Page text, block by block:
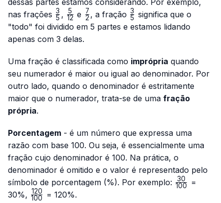
nas frações \frac{3}
{5}
5
3 , \frac{5}
{12}
12
5 e \frac{7}
{2}
2
7 , a fração \frac{3}
{5}
5
3 significa que o
"todo" foi dividido em 5 partes e estamos lidando
apenas com 3 delas.
Uma fração é classificada como imprópria quando
seu numerador é maior ou igual ao denominador. Por
outro lado, quando o denominador é estritamente
maior que o numerador, trata-se de uma fração
própria.
Porcentagem - é um número que expressa uma
razão com base 100. Ou seja, é essencialmente uma
fração cujo denominador é 100. Na prática, o
denominador é omitido e o valor é representado pelo
símbolo de porcentagem (%). Por exemplo: \frac{30}
100
30
=
30%, \frac{120}
100
120 = 120%.